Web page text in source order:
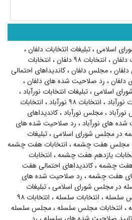
اسلامی،تبلیغات انتخابات دلفان،
دلفان، انتخابات ۹۸ دلفان ، انتخابات
،مجلس دلفان،کاندیداهای احتمالی
دلفان، رد صلاحیت شده های دلفان،
اسلامی،تبلیغات انتخابات نورآباد،
نورآباد، انتخابات ۹۸ نورآباد ، انتخابات
،مجلس نورآباد،کاندیداهای
های نورآباد، رد صلاحیت شده های
در مجلس شورای اسلامی،تبلیغات
مجلس هفت چشمه، انتخابات هفت چشمه
یازدهم هفت چشمه، انتخابات
چشمه،کاندیداهای احتمالی هفت
هفت چشمه، رد صلاحیت شده های
در مجلس شورای اسلامی،تبلیغات
سلسله، انتخابات سلسله،
انتخابات ۹۸
، انتخابات مجلس سلسله،مجلس سلسله